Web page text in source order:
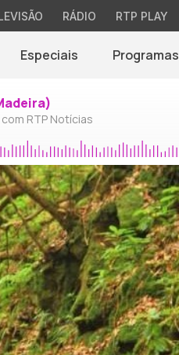
RÁDIO RTP PLAY
Especiais Programas
RTP Notícias